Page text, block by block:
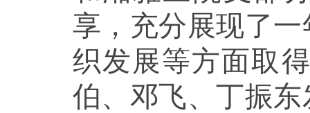
享，充分展现了
织发展等方面取
伯、邓飞、丁振